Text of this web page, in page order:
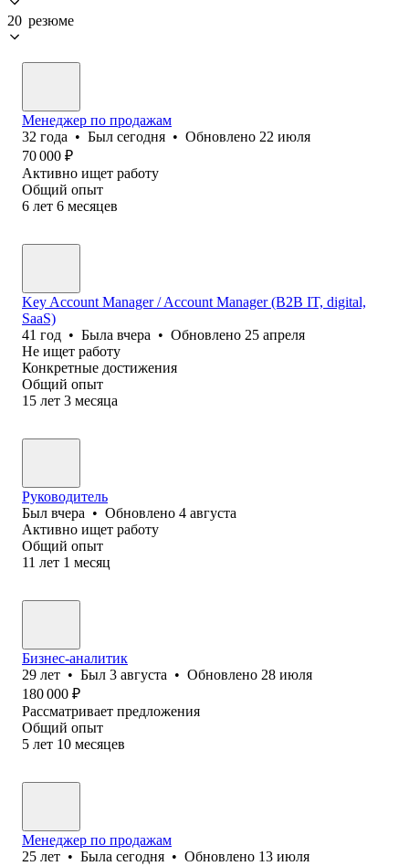
20 резюме
Менеджер по продажам
32 года • Был сегодня • Обновлено 22 июля
70 000 ₽
Активно ищет работу
Общий опыт
6 лет 6 месяцев
Key Account Manager / Account Manager (B2B IT, digital,
SaaS)
41 год • Была вчера • Обновлено 25 апреля
Не ищет работу
Конкретные достижения
Общий опыт
15 лет 3 месяца
Руководитель
Был вчера • Обновлено 4 августа
Активно ищет работу
Общий опыт
11 лет 1 месяц
Бизнес-аналитик
29 лет • Был 3 августа • Обновлено 28 июля
180 000 ₽
Рассматривает предложения
Общий опыт
5 лет 10 месяцев
Менеджер по продажам
25 лет • Была сегодня • Обновлено 13 июля